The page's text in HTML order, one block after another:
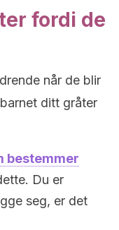
fordi de
når de blir
ditt gråter
bestemmer
Du er
seg, er det